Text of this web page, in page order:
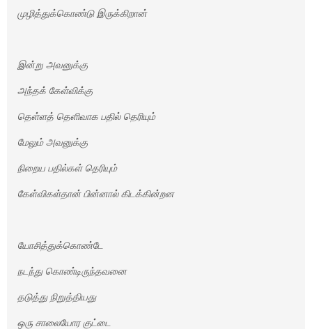
முழித்துக்கொண்டு இருக்கிறான்
இன்று அவனுக்கு
அந்தக் கேள்விக்கு
தெள்ளத் தெளிவாக பதில் தெரியும்
மேலும் அவனுக்கு
நிறைய பதில்கள் தெரியும்
கேள்விகள்தான் பின்னால் கிடக்கின்றன
யோசித்துக்கொண்டே
நடந்து கொண்டிருந்தவனை
தடுத்து நிறுத்தியது
ஒரு சாலையோர குட்டை